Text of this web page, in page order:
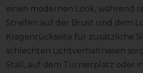
einen modernen Look, während
Streifen auf der Brust und dem
Kragenrückseite für zusätzliche
schlechten Lichtverhältnissen
Stall, auf dem Turnierplatz oder